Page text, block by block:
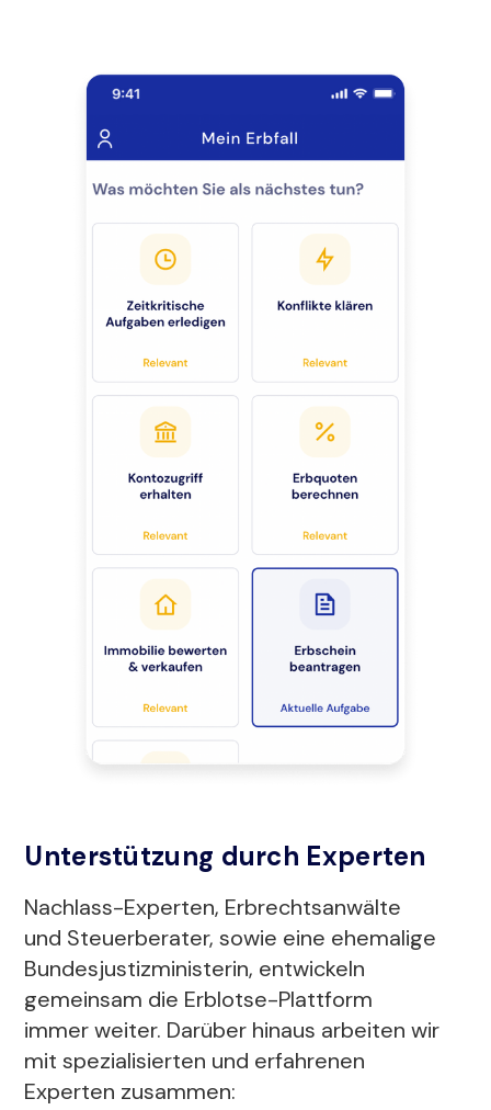
Unterstützung durch Experten
Nachlass-Experten, Erbrechtsanwälte
und Steuerberater, sowie eine ehemalige
Bundesjustizministerin, entwickeln
gemeinsam die Erblotse-Plattform
immer weiter. Darüber hinaus arbeiten wir
mit spezialisierten und erfahrenen
Experten zusammen: